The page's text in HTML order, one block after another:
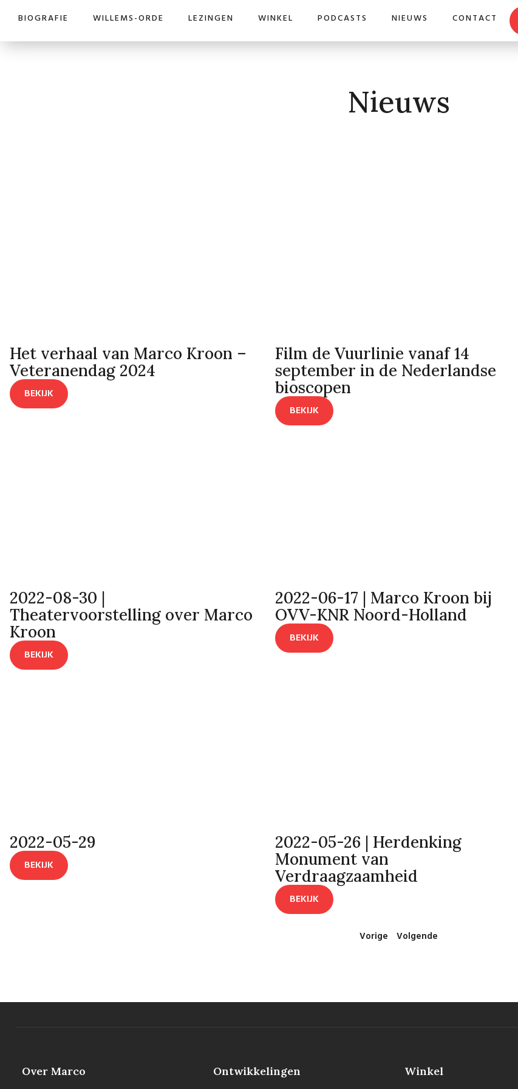
BIOGRAFIE WILLEMS-ORDE LEZINGEN WINKEL PODCASTS NIEUWS CONTACT
Nieuws
Het verhaal van Marco Kroon –
Veteranendag 2024
BEKIJK
Film de Vuurlinie vanaf 14
september in de Nederlandse
bioscopen
BEKIJK
2022-08-30 |
Theatervoorstelling over Marco
Kroon
BEKIJK
2022-06-17 | Marco Kroon bij
OVV-KNR Noord-Holland
BEKIJK
2022-05-29
BEKIJK
2022-05-26 | Herdenking
Monument van
Verdraagzaamheid
BEKIJK
Vorige Volgende
Over Marco Ontwikkelingen Winkel